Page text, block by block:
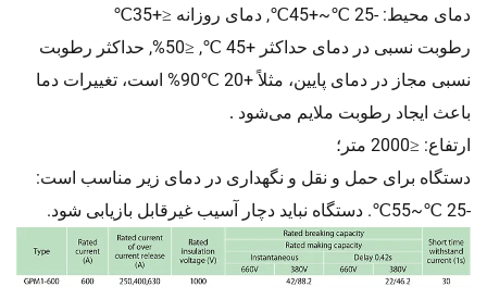
دمای محیط: -25 ℃
~+45
℃, دمای روزانه ≤
+35
℃
رطوبت نسبی در دمای حداکثر +45 ℃
,
≤
50%, حداکثر رطوبت
نسبی مجاز در دمای پایین، مثلاً +20
℃
90% است، تغییرات دما
باعث ایجاد رطوبت ملایم می‌شود .
ارتفاع: ≤2000 متر؛
دستگاه برای حمل و نقل و نگهداری در دمای زیر مناسب است:
-25
℃
~55
℃. دستگاه نباید دچار آسیب غیرقابل بازیابی شود.